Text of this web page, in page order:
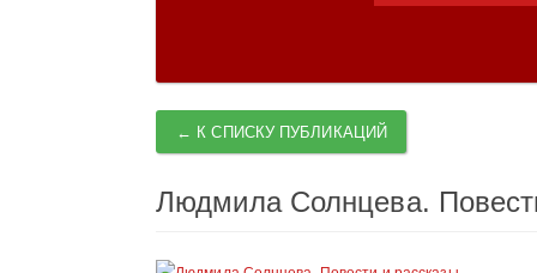
← К СПИСКУ ПУБЛИКАЦИЙ
Людмила Солнцева.